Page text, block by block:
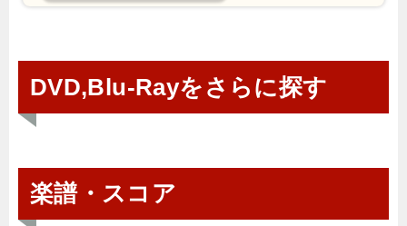
DVD,Blu-Rayをさらに探す
楽譜・スコア